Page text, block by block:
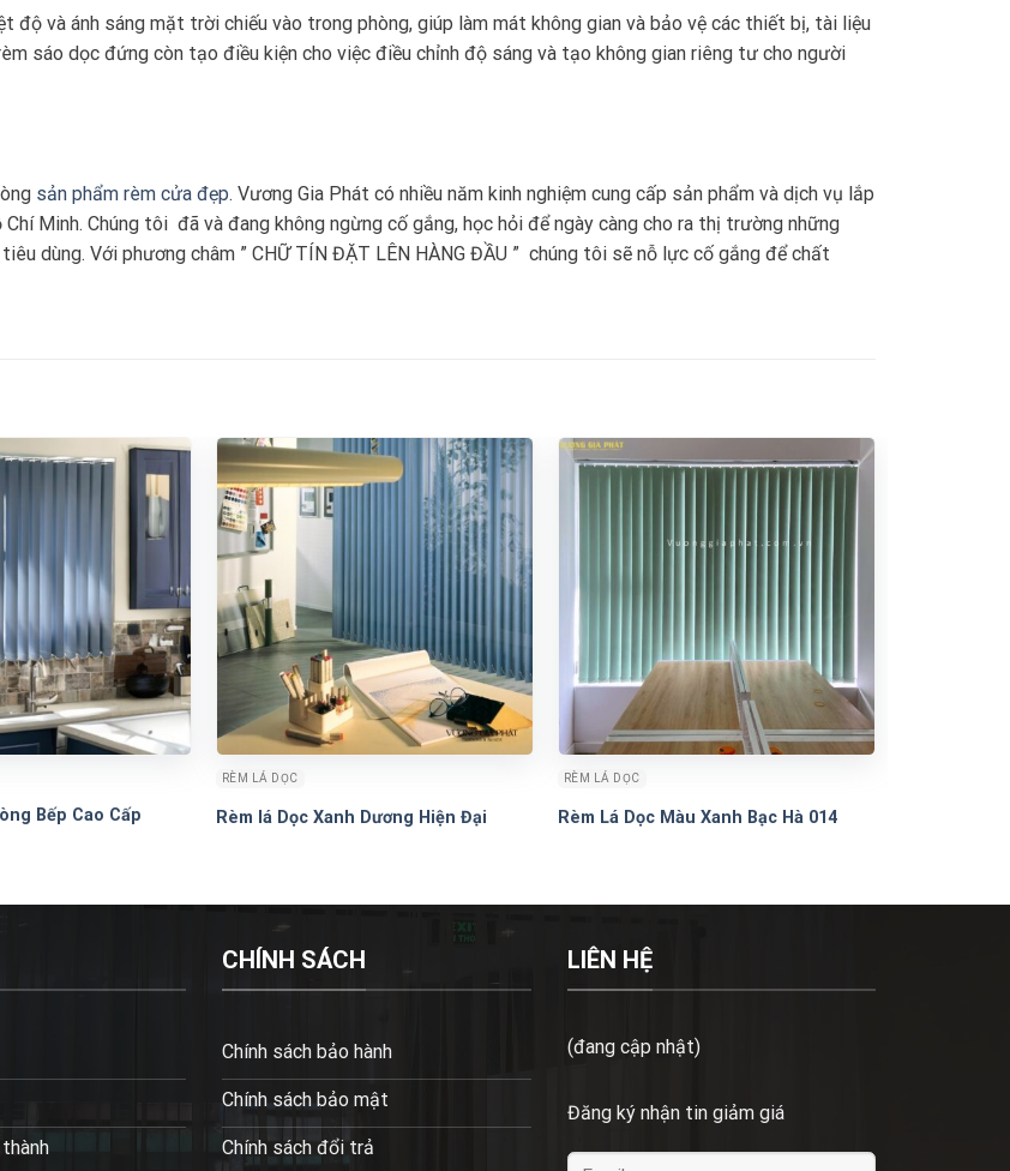
độ và ánh sáng mặt trời chiếu vào trong phòng, giúp làm mát không gian và bảo vệ các thiết bị, tài liệu
sáo dọc đứng còn tạo điều kiện cho việc điều chỉnh độ sáng và tạo không gian riêng tư cho người
sản phẩm rèm cửa đẹp. Vương Gia Phát có nhiều năm kinh nghiệm cung cấp sản phẩm và dịch vụ lắp
Minh. Chúng tôi đã và đang không ngừng cố gắng, học hỏi để ngày càng cho ra thị trường những
dùng. Với phương châm ” CHỮ TÍN ĐẶT LÊN HÀNG ĐẦU ” chúng tôi sẽ nỗ lực cố gắng để chất
Bếp Cao Cấp
RÈM LÁ DỌC
Rèm lá Dọc Xanh Dương Hiện Đại
RÈM LÁ DỌC
Rèm Lá Dọc Màu Xanh Bạc Hà 014
CHÍNH SÁCH
Chính sách bảo hành
Chính sách bảo mật
Chính sách đổi trả
LIÊN HỆ
(đang cập nhật)
Đăng ký nhận tin giảm giá